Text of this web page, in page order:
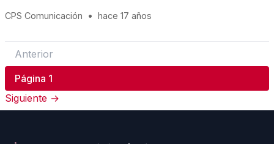
CPS Comunicación • hace 17 años
Anterior
Página 1
Siguiente →